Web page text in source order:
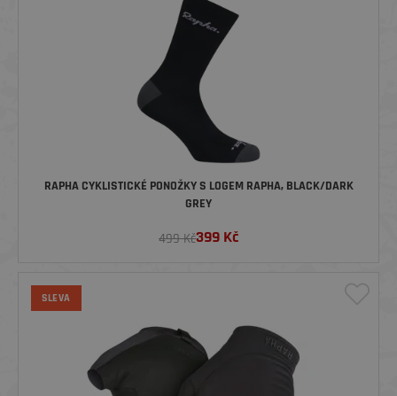
RAPHA CYKLISTICKÉ PONOŽKY S LOGEM RAPHA, BLACK/DARK
GREY
499 Kč399 Kč
SLEVA